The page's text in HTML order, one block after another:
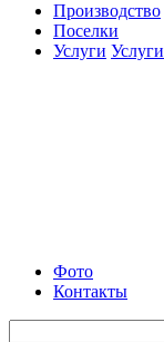
Производство
Поселки
Услуги Услуги
Фото
Контакты